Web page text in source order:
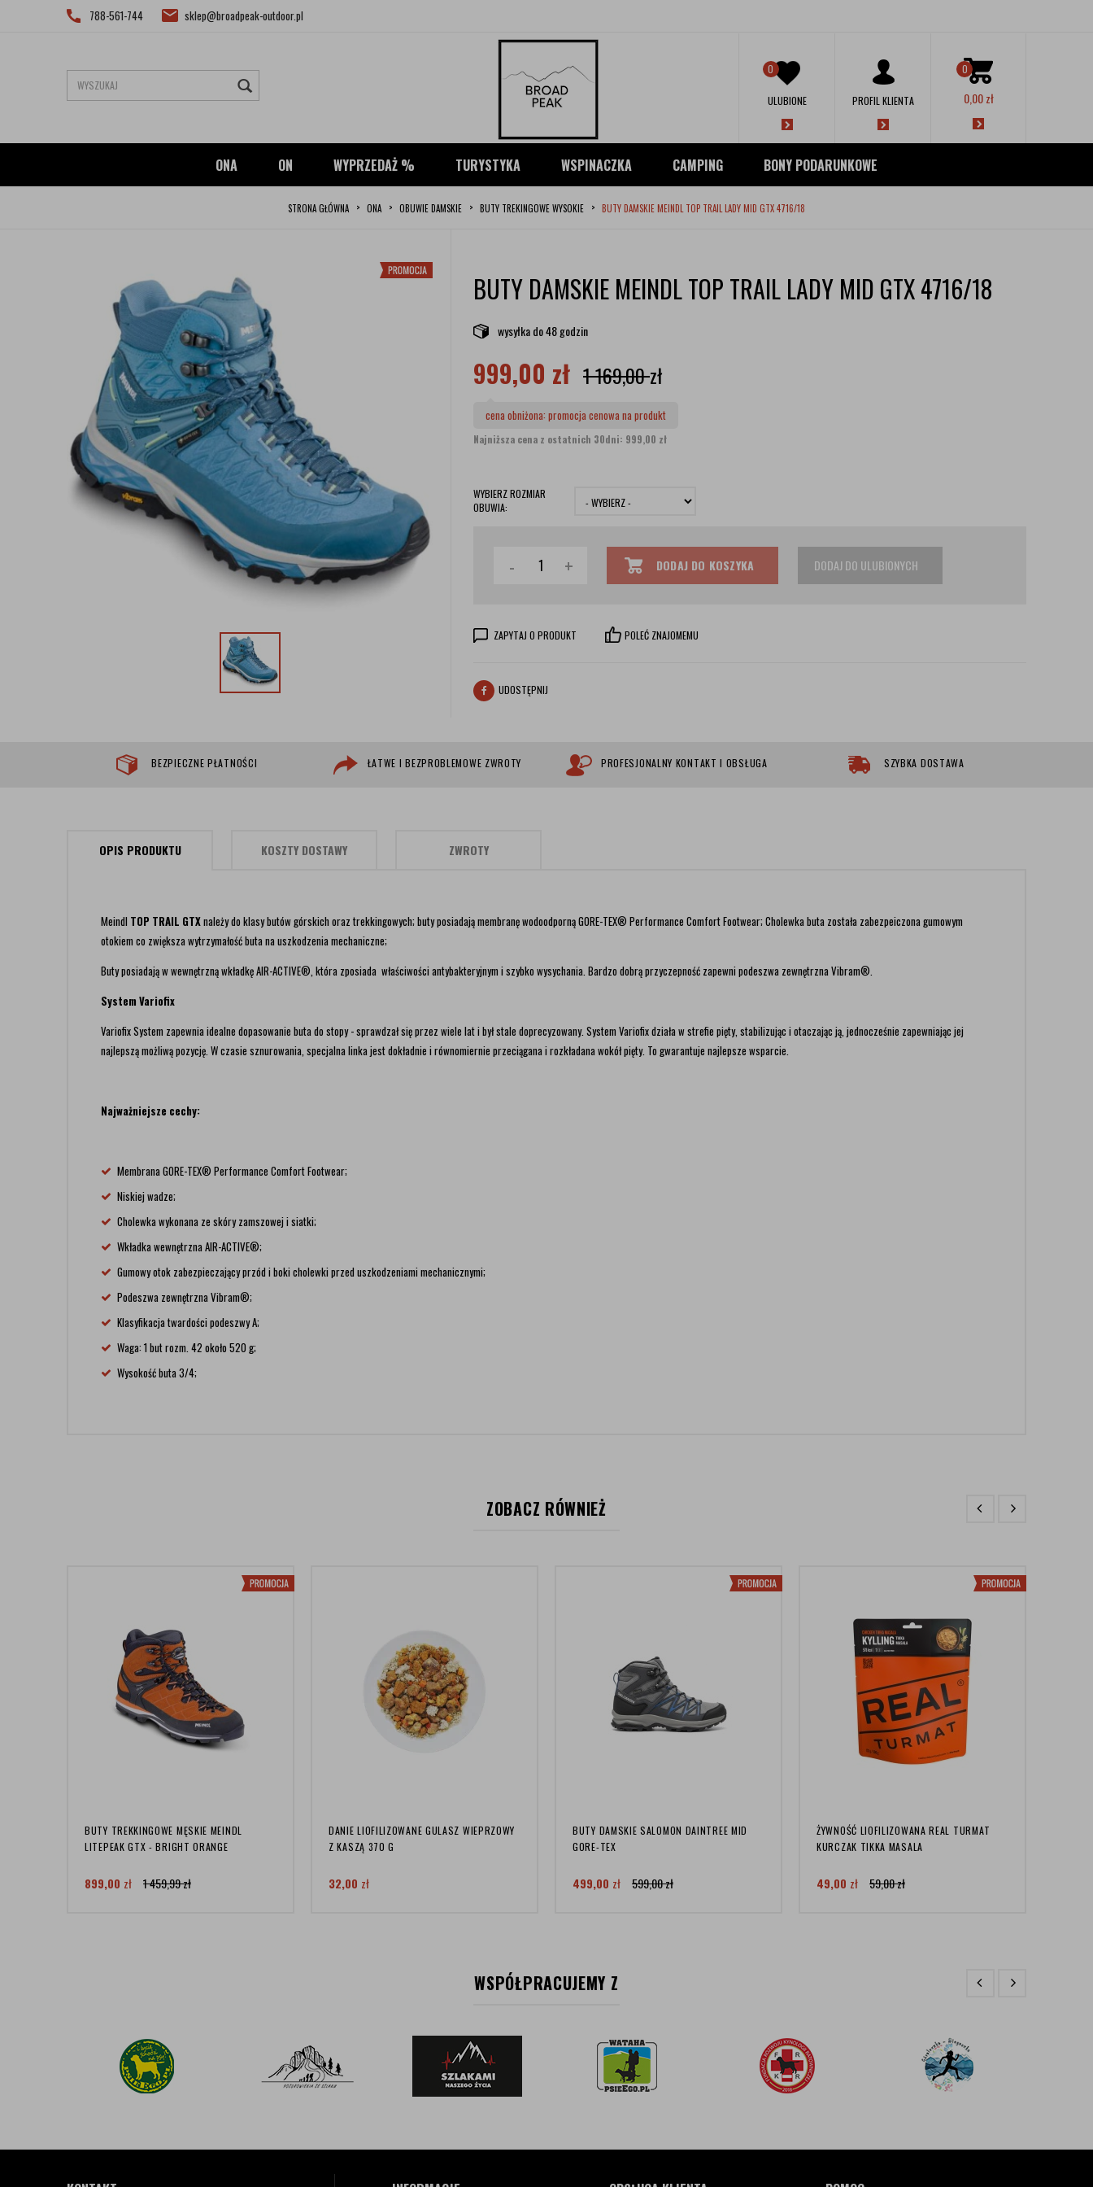
788-561-744 sklep@broadpeak-outdoor.pl
0
0,00zł
0
ULUBIONE PROFIL KLIENTA
ONA ON WYPRZEDAŻ % TURYSTYKA WSPINACZKA CAMPING BONY PODARUNKOWE
STRONA GŁÓWNA ONA OBUWIE DAMSKIE BUTY TREKINGOWE WYSOKIE BUTY DAMSKIE MEINDL TOP TRAIL LADY MID GTX 4716/18
BUTY DAMSKIE MEINDL TOP TRAIL LADY MID GTX 4716/18
wysyłkado 48 godzin
999,00 zł 1 169,00zł
cena obniżona: promocja cenowa na produkt
Najniższa cena z ostatnich 30dni: 999,00 zł
WYBIERZ ROZMIAR
OBUWIA:
- + DODAJ DO KOSZYKA DODAJ DO ULUBIONYCH
ZAPYTAJ O PRODUKT POLEĆ ZNAJOMEMU
UDOSTĘPNIJ
BEZPIECZNE PŁATNOŚCI ŁATWE I BEZPROBLEMOWE ZWROTY PROFESJONALNY KONTAKT I OBSŁUGA SZYBKA DOSTAWA
OPIS PRODUKTU KOSZTY DOSTAWY ZWROTY
Meindl TOP TRAIL GTXnależy do klasy butów górskich oraz trekkingowych; buty posiadają membranę wodoodporną GORE-TEX® Performance Comfort Footwear; Cholewka buta została zabezpeiczona gumowym
otokiem co zwiększa wytrzymałość buta na uszkodzenia mechaniczne;
Buty posiadają w wewnętrzną wkładkę AIR-ACTIVE®, która zposiada właściwości antybakteryjnym i szybko wysychania. Bardzo dobrą przyczepność zapewni podeszwa zewnętrzna Vibram®.
System Variofix
Variofix System zapewnia idealne dopasowanie buta do stopy - sprawdzał się przez wiele lat i był stale doprecyzowany. System Variofix działa w strefie pięty, stabilizując i otaczając ją, jednocześnie zapewniając jej
najlepszą możliwą pozycję. W czasie sznurowania, specjalna linka jest dokładnie i równomiernie przeciągana i rozkładana wokół pięty. To gwarantuje najlepsze wsparcie.
Najważniejsze cechy:
Membrana GORE-TEX® Performance Comfort Footwear;
Niskiej wadze;
Cholewka wykonana ze skóry zamszowej i siatki;
Wkładka wewnętrzna AIR-ACTIVE®;
Gumowy otok zabezpieczający przód i boki cholewki przed uszkodzeniami mechanicznymi;
Podeszwa zewnętrzna Vibram®;
Klasyfikacja twardości podeszwy A;
Waga: 1 but rozm. 42 około 520 g;
Wysokość buta 3/4;
ZOBACZ RÓWNIEŻ
BUTY TREKKINGOWE MĘSKIE MEINDL
LITEPEAK GTX - BRIGHT ORANGE
899,00 zł 1 459,99zł
DANIE LIOFILIZOWANE GULASZ WIEPRZOWY
Z KASZĄ 370 G
32,00 zł
BUTY DAMSKIE SALOMON DAINTREE MID
GORE-TEX
499,00 zł 599,00zł
ŻYWNOŚĆ LIOFILIZOWANA REAL TURMAT
KURCZAK TIKKA MASALA
49,00 zł 59,00zł
WSPÓŁPRACUJEMY Z